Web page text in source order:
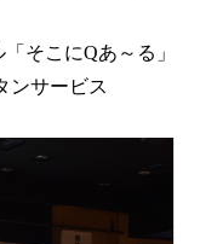
そこにQあ～る」
ンサービス